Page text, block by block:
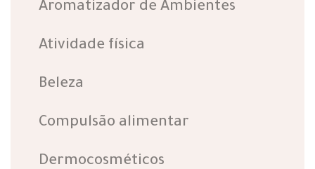
Aromatizador de Ambientes
Atividade física
Beleza
Compulsão alimentar
Dermocosméticos